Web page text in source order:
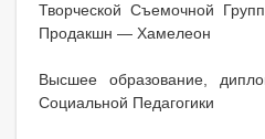
Творческой Съемочной
Продакшн — Хамелеон
Высшее образование,
Социальной Педагогики